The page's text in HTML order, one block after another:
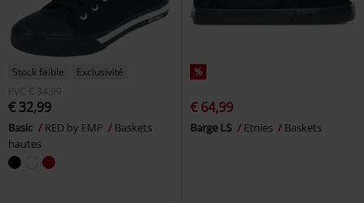
Stock faible
Exclusivité
PVC € 34,99
€ 32,99
Basic RED by EMP
Baskets
hautes
%
€ 64,99
Barge LS Etnies Baskets